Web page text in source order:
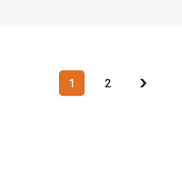
1 2